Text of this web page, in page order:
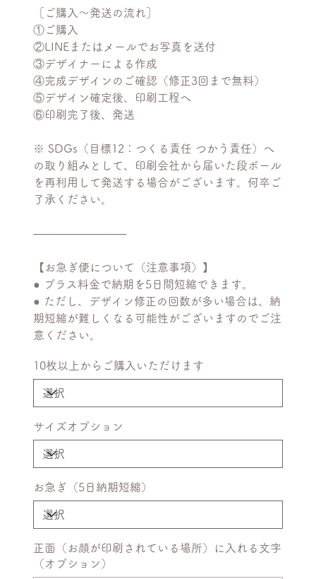
［ご購入〜発送の流れ］
①ご購入
②LINEまたはメールでお写真を送付
③デザイナーによる作成
④完成デザインのご確認（修正3回まで無料）
⑤デザイン確定後、印刷工程へ
⑥印刷完了後、発送
※ SDGs（目標12：つくる責任 つかう責任）へ
の取り組みとして、印刷会社から届いた段ボール
を再利用して発送する場合がございます。何卒ご
了承ください。
────────────
【お急ぎ便について（注意事項）】
● プラス料金で納期を5日間短縮できます。
● ただし、デザイン修正の回数が多い場合は、納
期短縮が難しくなる可能性がございますのでご注
意ください。
10枚以上からご購入いただけます
サイズオプション
お急ぎ（5日納期短縮）
正面（お顔が印刷されている場所）に入れる文字
（オプション）